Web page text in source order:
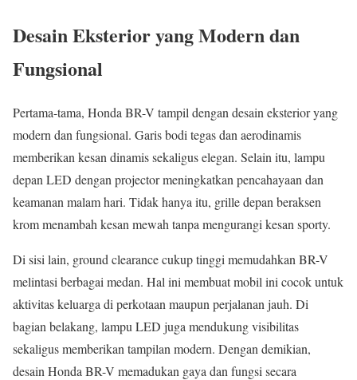
Desain Eksterior yang Modern dan
Fungsional
Pertama-tama, Honda BR-V tampil dengan desain eksterior yang
modern dan fungsional. Garis bodi tegas dan aerodinamis
memberikan kesan dinamis sekaligus elegan. Selain itu, lampu
depan LED dengan projector meningkatkan pencahayaan dan
keamanan malam hari. Tidak hanya itu, grille depan beraksen
krom menambah kesan mewah tanpa mengurangi kesan sporty.
Di sisi lain, ground clearance cukup tinggi memudahkan BR-V
melintasi berbagai medan. Hal ini membuat mobil ini cocok untuk
aktivitas keluarga di perkotaan maupun perjalanan jauh. Di
bagian belakang, lampu LED juga mendukung visibilitas
sekaligus memberikan tampilan modern. Dengan demikian,
desain Honda BR-V memadukan gaya dan fungsi secara